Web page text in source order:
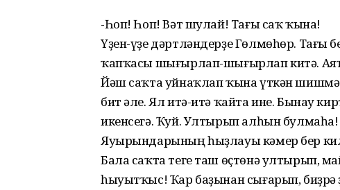
-Һоп! Һоп! Вәт шулай! Тағы саҡ ҡына!
Үҙен-үҙе дәртләндерҙе Гөлмөһөр.
ҡапҡасы шығырлап-шығырлап китә.
Йәш саҡта уйнаҡлап ҡына үткән шишмә
бит әле. Ял итә-итә ҡайта ине. Бынау
икенсегә. Ҡуй. Ултырып алһын
Яуырындарының һыҙлауы кәмер бер
Бала саҡта теге таш өҫтөнә ултырып,
һыуытҡыс! Ҡар баҙынан сығарып, биҙрә